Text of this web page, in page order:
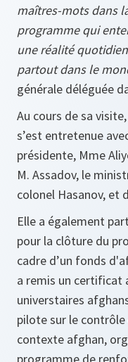
maîtres-mots dans
programme qui
une réalité
partout dans le
générale déléguée
Au cours de sa
s’est entretenue
présidente, Mme
M. Assadov, le
colonel Hasanov, et
Elle a également
pour la clôture du
cadre d’un fonds
a remis un certificat
universtaires
pilote sur le
contexte afghan,